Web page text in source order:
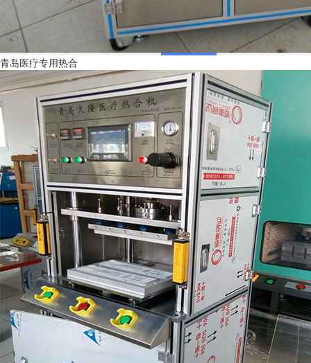
青岛医疗专用热合